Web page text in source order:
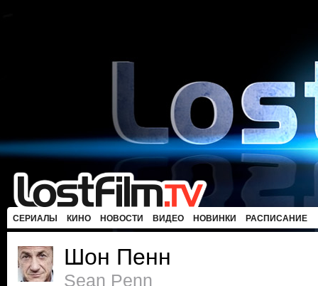
СЕРИАЛЫ КИНО НОВОСТИ ВИДЕО НОВИНКИ РАСПИСАНИЕ
Шон Пенн
Sean Penn